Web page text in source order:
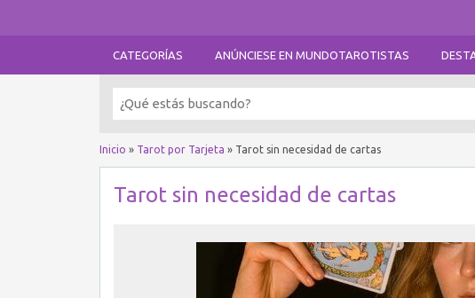
CATEGORÍAS ANÚNCIESE EN MUNDOTAROTISTAS
Inicio » Tarot por Tarjeta » Tarot sin necesidad de cartas
Tarot sin necesidad de cartas